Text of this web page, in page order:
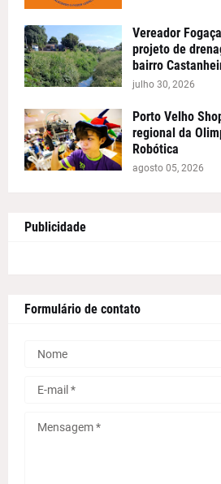
Vereador
projeto de
bairro
julho 30, 2026
Porto Velho
regional da
Robótica
agosto 05, 2026
Publicidade
Formulário de contato